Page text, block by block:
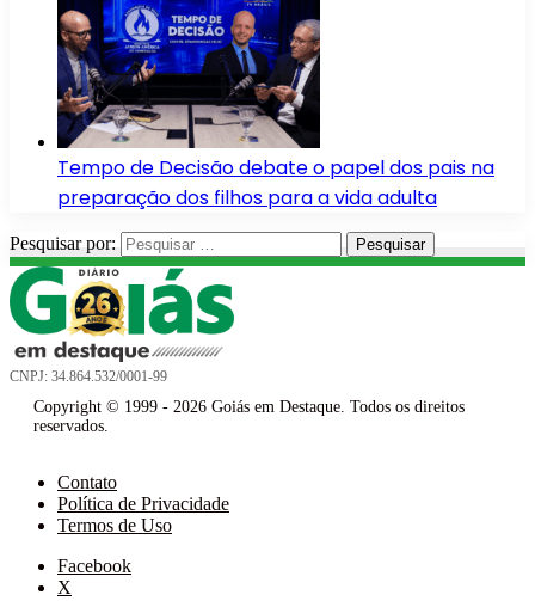
Tempo de Decisão debate o papel dos pais na
preparação dos filhos para a vida adulta
Pesquisar por:
CNPJ: 34.864.532/0001-99
Copyright © 1999 - 2026 Goiás em Destaque. Todos os direitos
reservados.
Contato
Política de Privacidade
Termos de Uso
Facebook
X